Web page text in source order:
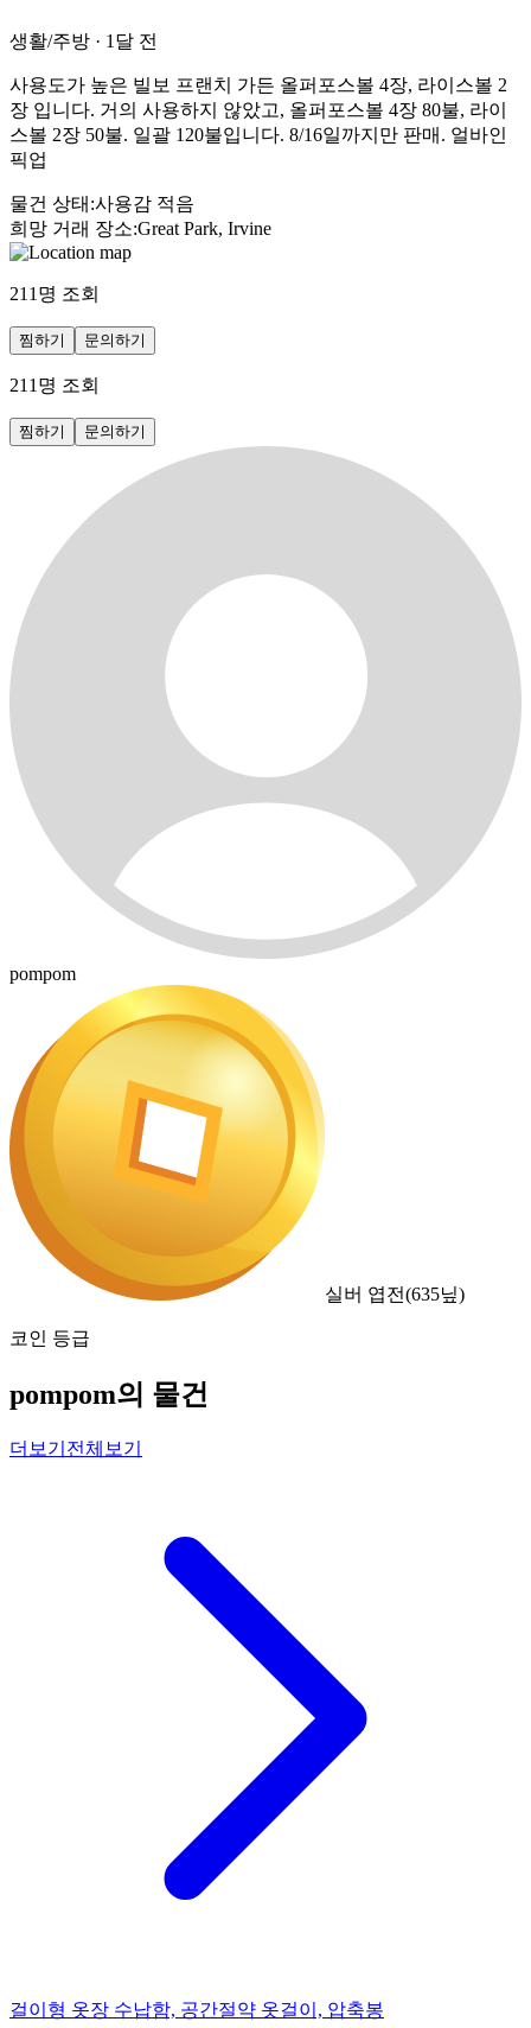
생활/주방 · 1달 전
사용도가 높은 빌보 프랜치 가든 올퍼포스볼 4장, 라이스볼 2
장 입니다. 거의 사용하지 않았고, 올퍼포스볼 4장 80불, 라이
스볼 2장 50불. 일괄 120불입니다. 8/16일까지만 판매. 얼바인
픽업
물건 상태 :사용감 적음
희망 거래 장소:Great Park, Irvine
211 명 조회
찜하기 문의하기
211 명 조회
찜하기 문의하기
pompom
실버 엽전(635닢)
코인 등급
pompom의 물건
더보기 전체보기
걸이형 옷장 수납함, 공간절약 옷걸이, 압축봉